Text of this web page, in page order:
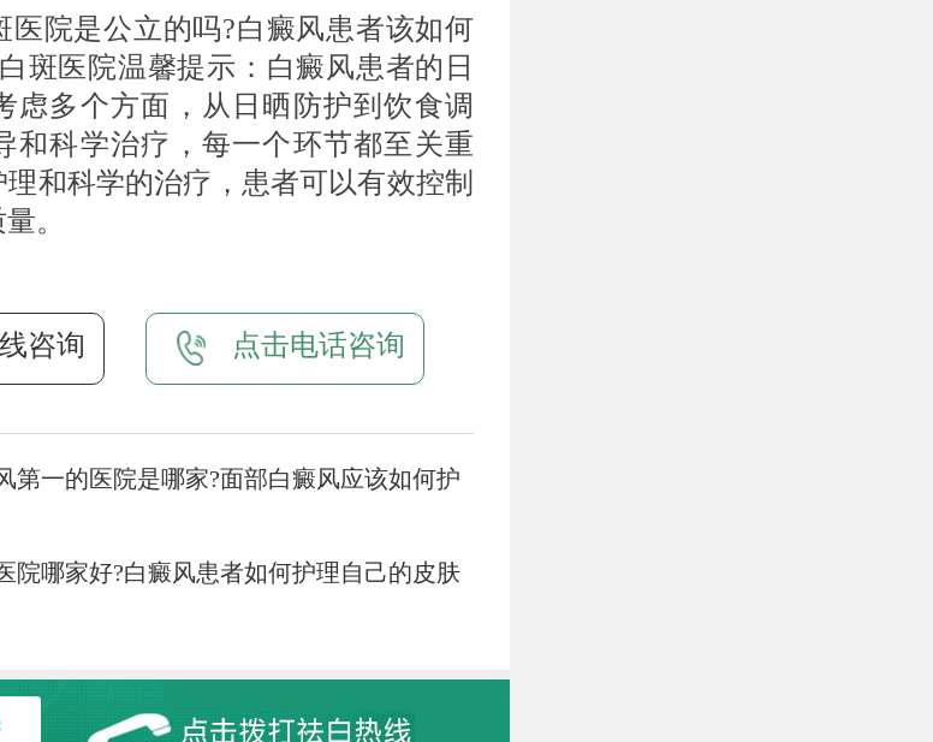
院是公立的吗?白癜风患者该如何
斑医院温馨提示：白癜风患者的日
虑多个方面，从日晒防护到饮食调
和科学治疗，每一个环节都至关重
和科学的治疗，患者可以有效控制
。
咨询 点击电话咨询
第一的医院是哪家?面部白癜风应该如何护
院哪家好?白癜风患者如何护理自己的皮肤